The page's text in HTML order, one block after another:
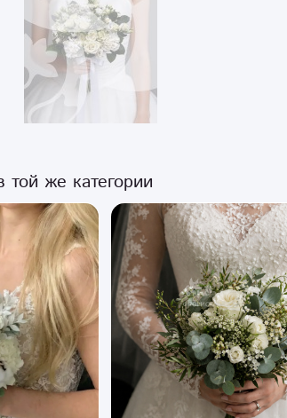
же категории